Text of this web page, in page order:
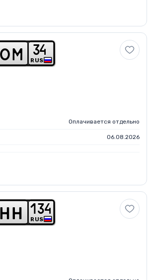
o m RUS
34
Оплачивается отдельно
06.08.2026
h h RUS
1 34